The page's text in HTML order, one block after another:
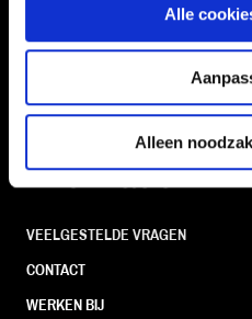
Alle
Alleen
STADION
VEELGESTELDE VRAGEN
CONTACT
WERKEN BIJ